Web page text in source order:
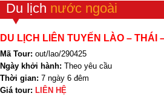
Du lịch nước ngoài
DU LỊCH LIÊN TUYẾN LÀO – THÁI
Mã Tour: out/lao/290425
Ngày khởi hành: Theo yêu cầu
Thời gian: 7 ngày 6 đêm
Giá tour: LIÊN HỆ